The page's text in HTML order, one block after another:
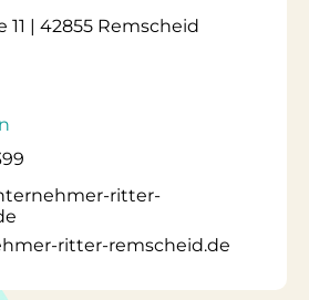
11 | 42855 Remscheid
ritter-
ritter-remscheid.de